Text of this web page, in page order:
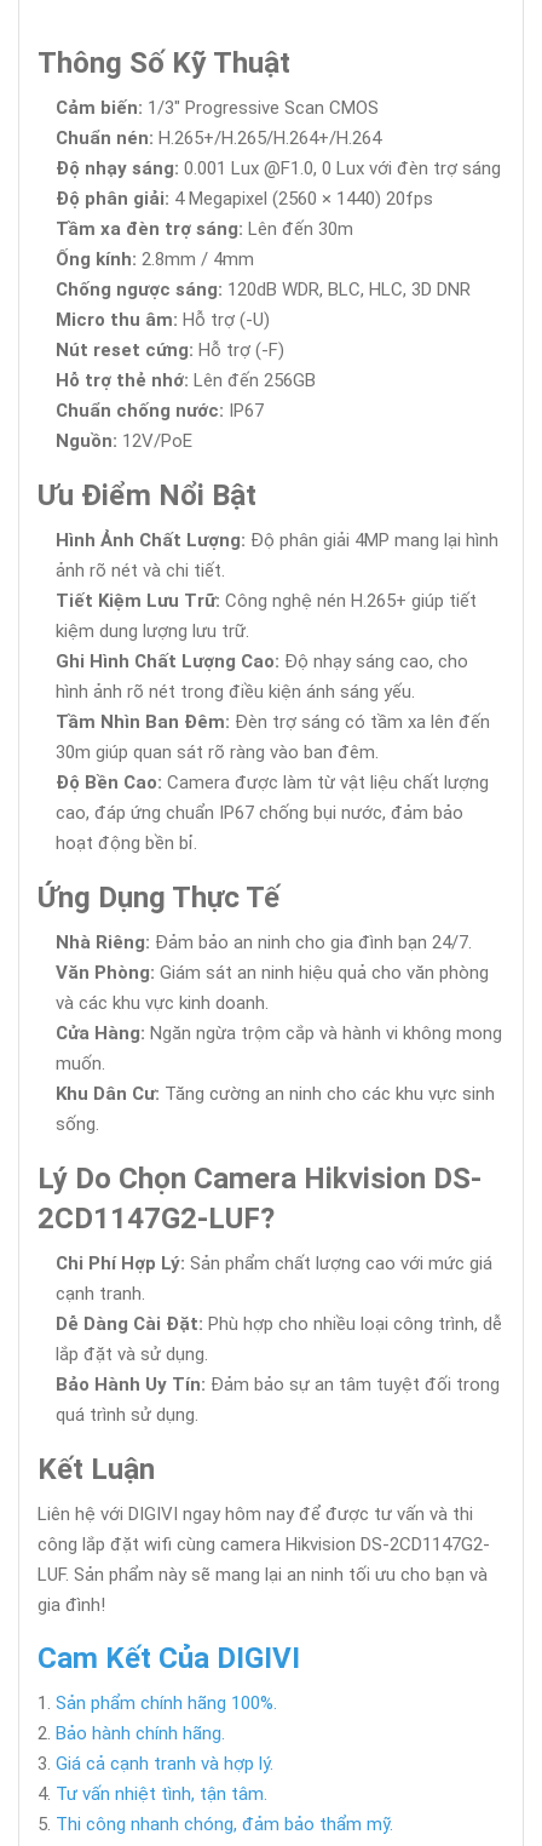
Thông Số Kỹ Thuật
Cảm biến: 1/3" Progressive Scan CMOS
Chuẩn nén: H.265+/H.265/H.264+/H.264
Độ nhạy sáng: 0.001 Lux @F1.0, 0 Lux với đèn trợ sáng
Độ phân giải: 4 Megapixel (2560 × 1440) 20fps
Tầm xa đèn trợ sáng: Lên đến 30m
Ống kính: 2.8mm / 4mm
Chống ngược sáng: 120dB WDR, BLC, HLC, 3D DNR
Micro thu âm: Hỗ trợ (-U)
Nút reset cứng: Hỗ trợ (-F)
Hỗ trợ thẻ nhớ: Lên đến 256GB
Chuẩn chống nước: IP67
Nguồn: 12V/PoE
Ưu Điểm Nổi Bật
Hình Ảnh Chất Lượng: Độ phân giải 4MP mang lại hình
ảnh rõ nét và chi tiết.
Tiết Kiệm Lưu Trữ: Công nghệ nén H.265+ giúp tiết
kiệm dung lượng lưu trữ.
Ghi Hình Chất Lượng Cao: Độ nhạy sáng cao, cho
hình ảnh rõ nét trong điều kiện ánh sáng yếu.
Tầm Nhìn Ban Đêm: Đèn trợ sáng có tầm xa lên đến
30m giúp quan sát rõ ràng vào ban đêm.
Độ Bền Cao: Camera được làm từ vật liệu chất lượng
cao, đáp ứng chuẩn IP67 chống bụi nước, đảm bảo
hoạt động bền bỉ.
Ứng Dụng Thực Tế
Nhà Riêng: Đảm bảo an ninh cho gia đình bạn 24/7.
Văn Phòng: Giám sát an ninh hiệu quả cho văn phòng
và các khu vực kinh doanh.
Cửa Hàng: Ngăn ngừa trộm cắp và hành vi không mong
muốn.
Khu Dân Cư: Tăng cường an ninh cho các khu vực sinh
sống.
Lý Do Chọn Camera Hikvision DS-
2CD1147G2-LUF?
Chi Phí Hợp Lý: Sản phẩm chất lượng cao với mức giá
cạnh tranh.
Dễ Dàng Cài Đặt: Phù hợp cho nhiều loại công trình, dễ
lắp đặt và sử dụng.
Bảo Hành Uy Tín: Đảm bảo sự an tâm tuyệt đối trong
quá trình sử dụng.
Kết Luận
Liên hệ với DIGIVI ngay hôm nay để được tư vấn và thi
công lắp đặt wifi cùng camera Hikvision DS-2CD1147G2-
LUF. Sản phẩm này sẽ mang lại an ninh tối ưu cho bạn và
gia đình!
Cam Kết Của DIGIVI
Sản phẩm chính hãng 100%.
Bảo hành chính hãng.
Giá cả cạnh tranh và hợp lý.
Tư vấn nhiệt tình, tận tâm.
Thi công nhanh chóng, đảm bảo thẩm mỹ.